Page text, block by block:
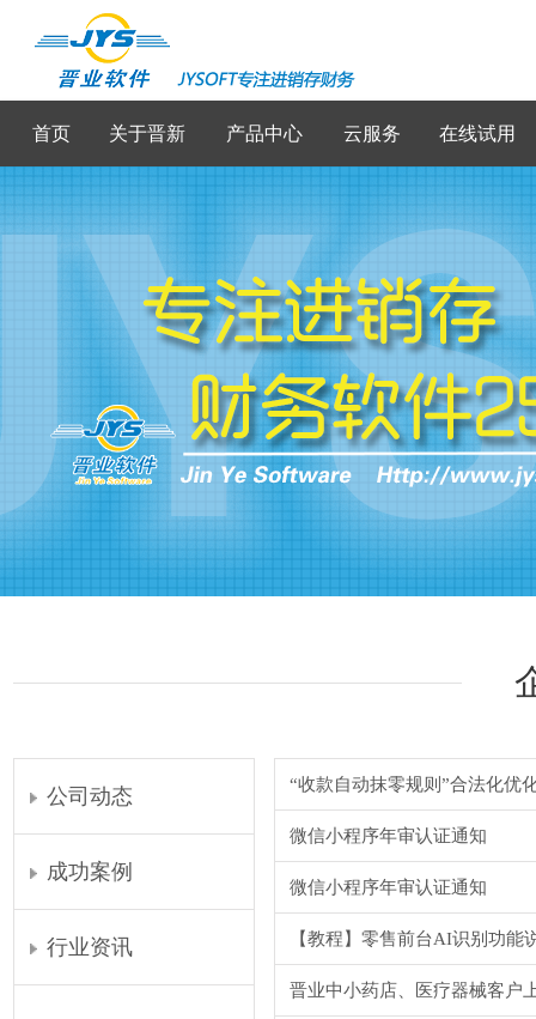
首页 关于晋新 产品中心 云服务 在线试用
公司动态
成功案例
行业资讯
“收款自动抹零规则”合法化优
微信小程序年审认证通知
微信小程序年审认证通知
【教程】零售前台AI识别功能
晋业中小药店、医疗器械客户